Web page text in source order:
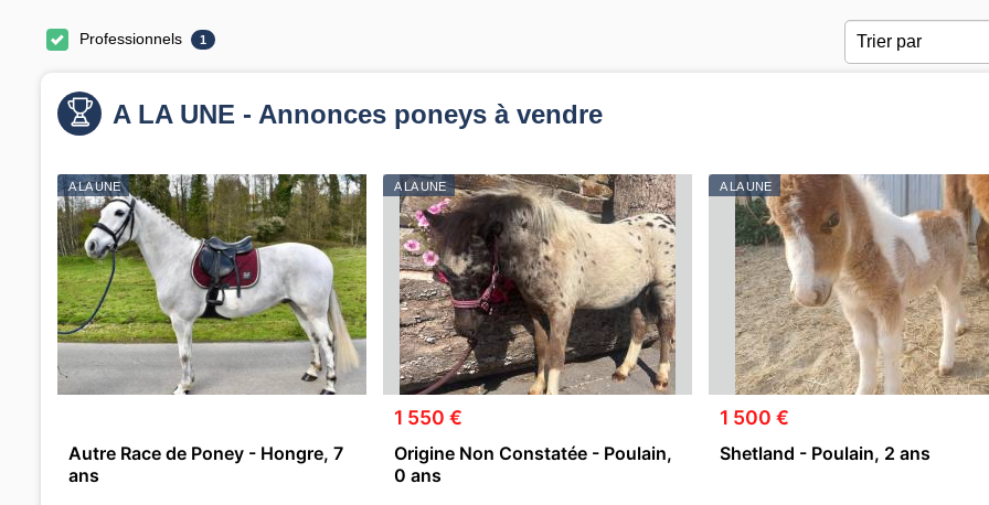
Professionnels 1
A LA UNE - Annonces poneys à vendre
A LA UNE
Autre Race de Poney - Hongre, 7
ans
A LA UNE
1 550 €
Origine Non Constatée - Poulain,
0 ans
A LA UNE
1 500 €
Shetland - Poulain, 2 ans